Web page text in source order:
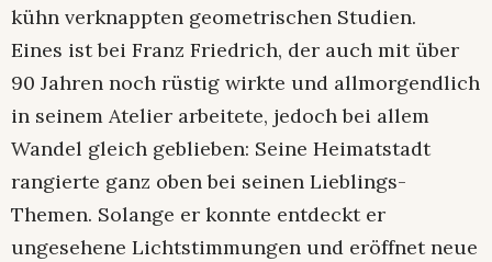
kühn verknappten geometrischen Studien.
Eines ist bei Franz Friedrich, der auch mit über
90 Jahren noch rüstig wirkte und allmorgendlich
in seinem Atelier arbeitete, jedoch bei allem
Wandel gleich geblieben: Seine Heimatstadt
rangierte ganz oben bei seinen Lieblings-
Themen. Solange er konnte entdeckt er
ungesehene Lichtstimmungen und eröffnet neue